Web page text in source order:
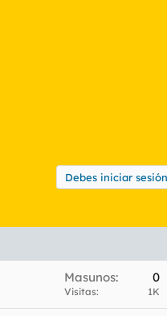
Debes iniciar
Masunos 0
Visitas 1K